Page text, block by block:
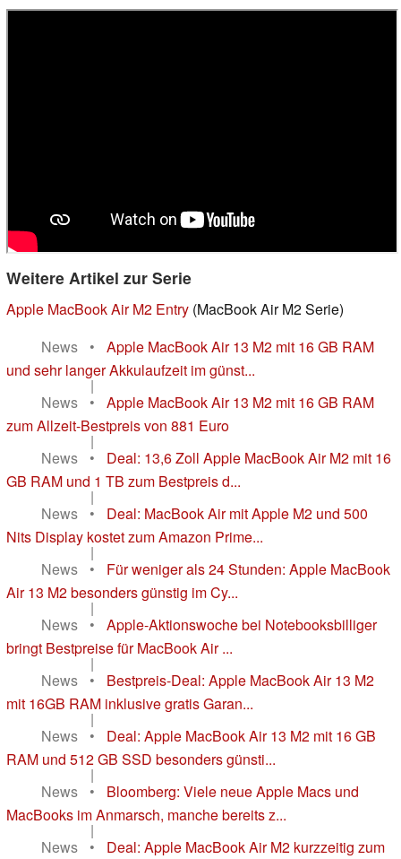
Weitere Artikel zur Serie
Apple MacBook Air M2 Entry (MacBook Air M2 Serie)
News
•
Apple MacBook Air 13 M2 mit 16 GB RAM
und sehr langer Akkulaufzeit im günst...
|
News
•
Apple MacBook Air 13 M2 mit 16 GB RAM
zum Allzeit-Bestpreis von 881 Euro
|
News
•
Deal: 13,6 Zoll Apple MacBook Air M2 mit 16
GB RAM und 1 TB zum Bestpreis d...
|
News
•
Deal: MacBook Air mit Apple M2 und 500
Nits Display kostet zum Amazon Prime...
|
News
•
Für weniger als 24 Stunden: Apple MacBook
Air 13 M2 besonders günstig im Cy...
|
News
•
Apple-Aktionswoche bei Notebooksbilliger
bringt Bestpreise für MacBook Air ...
|
News
•
Bestpreis-Deal: Apple MacBook Air 13 M2
mit 16GB RAM inklusive gratis Garan...
|
News
•
Deal: Apple MacBook Air 13 M2 mit 16 GB
RAM und 512 GB SSD besonders günsti...
|
News
•
Bloomberg: Viele neue Apple Macs und
MacBooks im Anmarsch, manche bereits z...
|
News
•
Deal: Apple MacBook Air M2 kurzzeitig zum